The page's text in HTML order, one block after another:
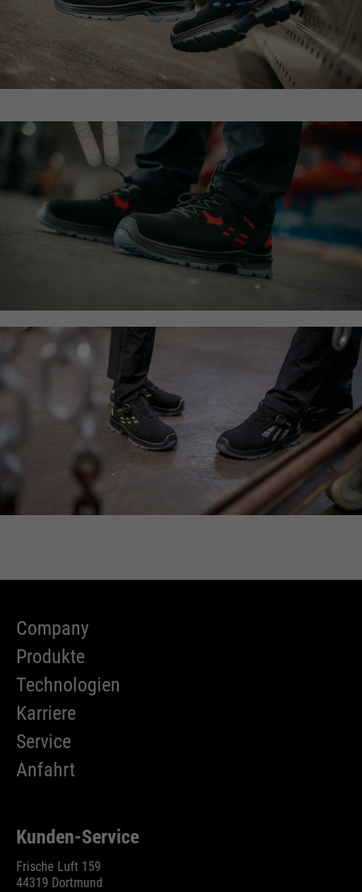
Name
Anbieter
Facebook
Laufzeit
24 Monate
Wird für das Facebook Pixel benutzt.
Company
Produkte
Technologien
Karriere
Service
Anfahrt
Kunden-Service
Frische Luft 159
44319 Dortmund